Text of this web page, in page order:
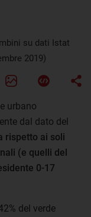
su dati Istat
2019)
urbano
dal dato del
rispetto ai soli
(e quelli del
0-17
del verde